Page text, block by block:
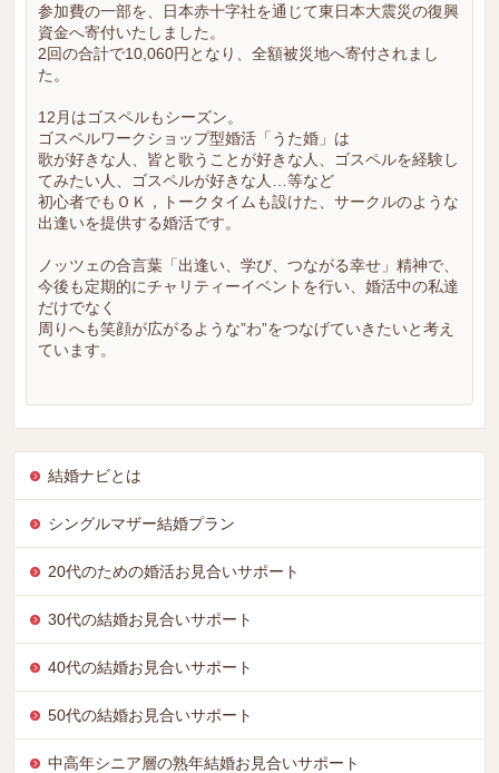
参加費の一部を、日本赤十字社を通じて東日本大震災の復興
資金へ寄付いたしました。
2回の合計で10,060円となり、全額被災地へ寄付されまし
た。
12月はゴスペルもシーズン。
ゴスペルワークショップ型婚活「うた婚」は
歌が好きな人、皆と歌うことが好きな人、ゴスペルを経験し
てみたい人、ゴスペルが好きな人…等など
初心者でもＯＫ，トークタイムも設けた、サークルのような
出逢いを提供する婚活です。
ノッツェの合言葉「出逢い、学び、つながる幸せ」精神で、
今後も定期的にチャリティーイベントを行い、婚活中の私達
だけでなく
周りへも笑顔が広がるような”わ”をつなげていきたいと考え
ています。
結婚ナビとは
シングルマザー結婚プラン
20代のための婚活お見合いサポート
30代の結婚お見合いサポート
40代の結婚お見合いサポート
50代の結婚お見合いサポート
中高年シニア層の熟年結婚お見合いサポート